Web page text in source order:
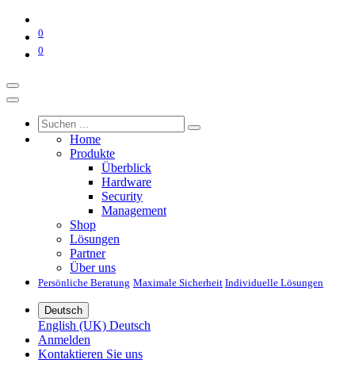
0
0
Home
Produkte
Überblick
Hardware
Security
Management
Shop
Lösungen
Partner
Über uns
Persönliche Beratung Maximale Sicherheit Individuelle Lösungen
Deutsch
English (UK) Deutsch
Anmelden
Kontaktieren Sie uns